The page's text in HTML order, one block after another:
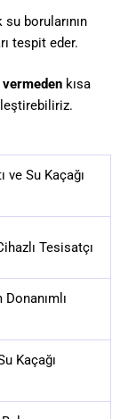
su borularının
tespit eder.
kısa
ve Su Kaçağı
Tesisatçı
Kaçağı